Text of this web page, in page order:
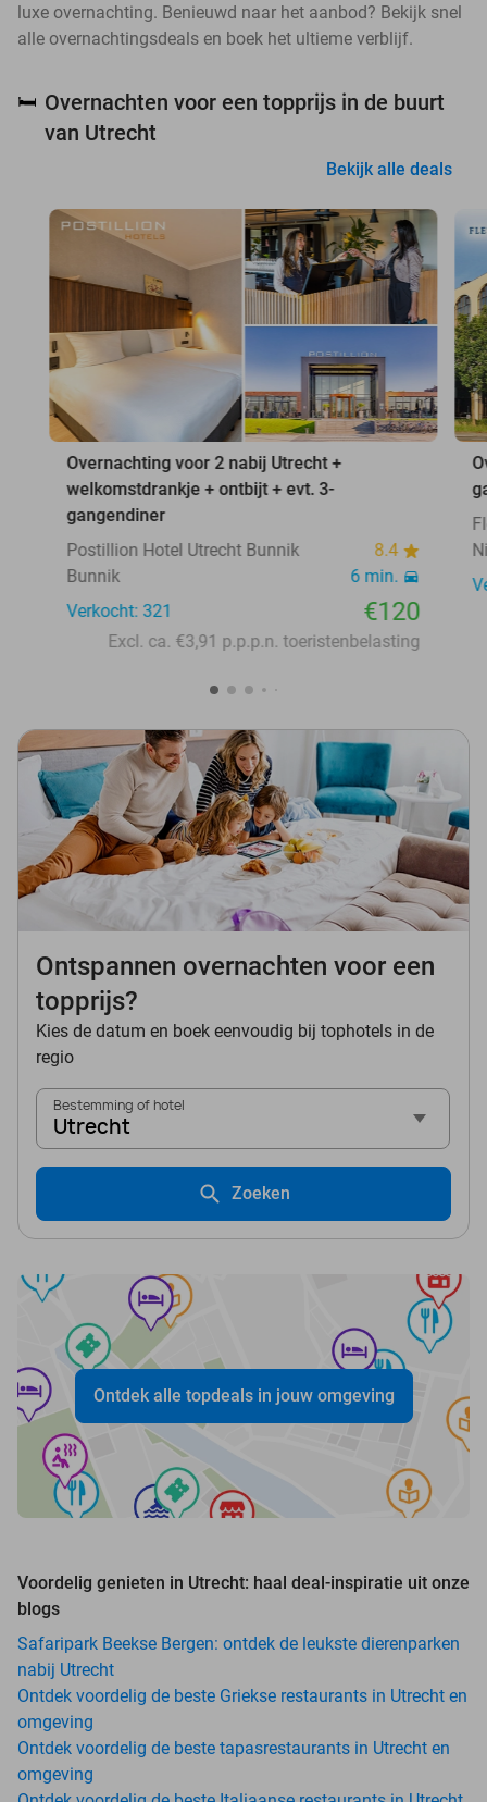
luxe overnachting. Benieuwd naar het aanbod? Bekijk snel
alle overnachtingsdeals en boek het ultieme verblijf.
🛏️ Overnachten voor een topprijs in de buurt
van Utrecht
Bekijk alle deals
Overnachting voor 2 nabij Utrecht +
welkomstdrankje + ontbijt + evt. 3-
gangendiner
Postillion Hotel Utrecht Bunnik
8.4
Bunnik
6 min.
Verkocht: 321
€120
Excl. ca. €3,91 p.p.p.n. toeristenbelasting
Ontspannen overnachten voor een
topprijs?
Kies de datum en boek eenvoudig bij tophotels in de
regio
Bestemming of hotel
Utrecht
Zoeken
Ontdek alle topdeals in jouw omgeving
Voordelig genieten in Utrecht: haal deal-inspiratie uit onze
blogs
Safaripark Beekse Bergen: ontdek de leukste dierenparken
nabij Utrecht
Ontdek voordelig de beste Griekse restaurants in Utrecht en
omgeving
Ontdek voordelig de beste tapasrestaurants in Utrecht en
omgeving